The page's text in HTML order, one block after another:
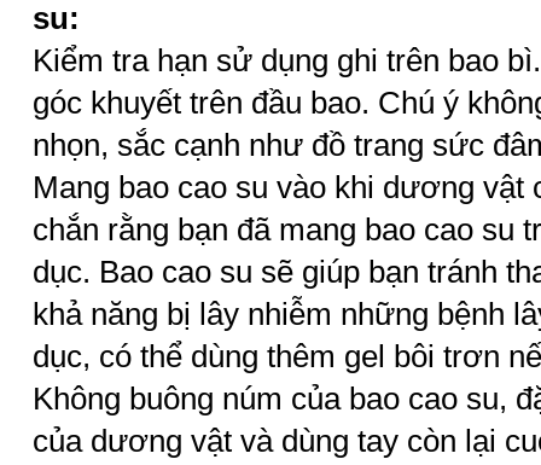
su:
Kiểm tra hạn sử dụng ghi trên bao
góc khuyết trên đầu bao. Chú ý
nhọn, sắc cạnh như đồ trang sức
Mang bao cao su vào khi dương
chắn rằng bạn đã mang bao cao su
dục. Bao cao su sẽ giúp bạn tránh
khả năng bị lây nhiễm những bệnh
dục, có thể dùng thêm gel bôi trơn
Không buông núm của bao cao su,
của dương vật và dùng tay còn lại